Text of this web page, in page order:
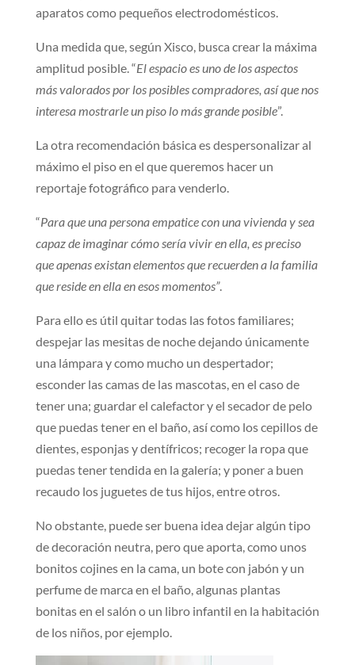
aparatos como pequeños electrodomésticos.
Una medida que, según Xisco, busca crear la máxima
amplitud posible. “El espacio es uno de los aspectos
más valorados por los posibles compradores, así que nos
interesa mostrarle un piso lo más grande posible”.
La otra recomendación básica es despersonalizar al
máximo el piso en el que queremos hacer un
reportaje fotográfico para venderlo.
“Para que una persona empatice con una vivienda y sea
capaz de imaginar cómo sería vivir en ella, es preciso
que apenas existan elementos que recuerden a la familia
que reside en ella en esos momentos”.
Para ello es útil quitar todas las fotos familiares;
despejar las mesitas de noche dejando únicamente
una lámpara y como mucho un despertador;
esconder las camas de las mascotas, en el caso de
tener una; guardar el calefactor y el secador de pelo
que puedas tener en el baño, así como los cepillos de
dientes, esponjas y dentífricos; recoger la ropa que
puedas tener tendida en la galería; y poner a buen
recaudo los juguetes de tus hijos, entre otros.
No obstante, puede ser buena idea dejar algún tipo
de decoración neutra, pero que aporta, como unos
bonitos cojines en la cama, un bote con jabón y un
perfume de marca en el baño, algunas plantas
bonitas en el salón o un libro infantil en la habitación
de los niños, por ejemplo.